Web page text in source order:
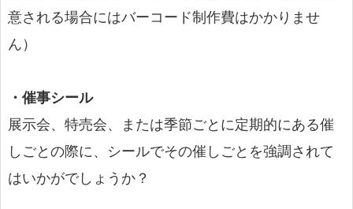
意される場合にはバーコード制作費はかかりませ
ん）
・催事シール
展示会、特売会、または季節ごとに定期的にある催
しごとの際に、シールでその催しごとを強調されて
はいかがでしょうか？